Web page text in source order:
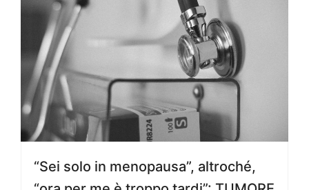
“Sei solo in menopausa”, altroché,